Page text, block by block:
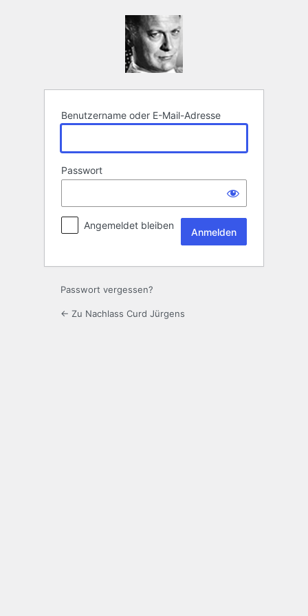
Benutzername oder E-Mail-Adresse
Passwort
Angemeldet bleiben
Passwort vergessen?
← Zu Nachlass Curd Jürgens